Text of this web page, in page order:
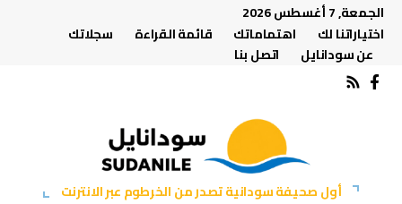
الجمعة, 7 أغسطس 2026
اختياراتنا لك
اهتماماتك قائمة القراءة
سجلاتك
عن سودانايل
اتصل بنا
أول صحيفة سودانية تصدر من الخرطوم عبر الانترنت